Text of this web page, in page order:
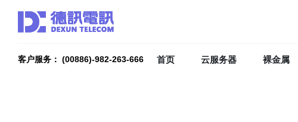
客户服务： (00886)-982-263-666 首页 云服务器 裸金属